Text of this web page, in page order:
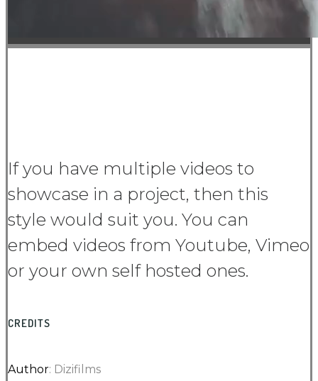
If you have multiple videos to
showcase in a project, then this
style would suit you. You can
embed videos from Youtube, Vimeo
or your own self hosted ones.
CREDITS
Author: Dizifilms